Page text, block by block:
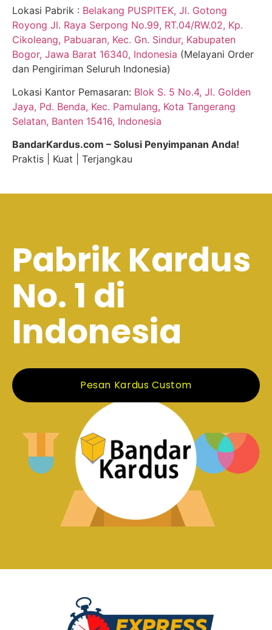
Lokasi Pabrik : Belakang PUSPITEK, Jl. Gotong
Royong Jl. Raya Serpong No.99, RT.04/RW.02, Kp.
Cikoleang, Pabuaran, Kec. Gn. Sindur, Kabupaten
Bogor, Jawa Barat 16340, Indonesia (Melayani Order
dan Pengiriman Seluruh Indonesia)
Lokasi Kantor Pemasaran: Blok S. 5 No.4, Jl. Golden
Jaya, Pd. Benda, Kec. Pamulang, Kota Tangerang
Selatan, Banten 15416, Indonesia
BandarKardus.com – Solusi Penyimpanan Anda!
Praktis | Kuat | Terjangkau
Pabrik Kardus
No. 1 di
Indonesia
Pesan Kardus Custom